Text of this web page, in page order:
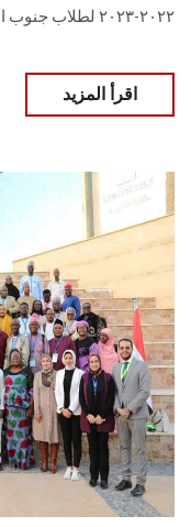
٢٠٢٢-٢٠٢٣ لطلاب جنوب السودان.
اقرأ المزيد